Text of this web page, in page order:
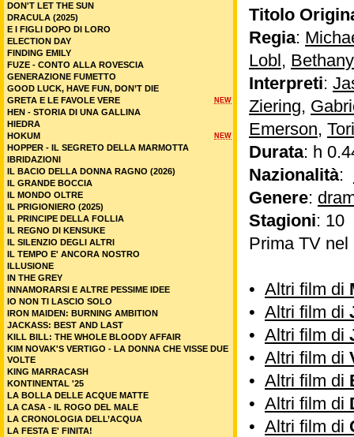
Titolo
Regia:
Lobl,
Interpreti:
Ziering,
Emerson,
Durata: h
Nazionalità:
Genere:
Stagioni: 10
Prima TV
• Altri film di
• Altri film di
• Altri film di
• Altri film di
• Altri film di
• Altri film di
• Altri film di
DON'T LET THE SUN
DRACULA (2025)
E I FIGLI DOPO DI LORO
ELECTION DAY
FINDING EMILY
FUZE - CONTO ALLA ROVESCIA
GENERAZIONE FUMETTO
GOOD LUCK, HAVE FUN, DON’T DIE
NEW
GRETA E LE FAVOLE VERE
HEN - STORIA DI UNA GALLINA
HIEDRA
NEW
HOKUM
HOPPER - IL SEGRETO DELLA MARMOTTA
IBRIDAZIONI
IL BACIO DELLA DONNA RAGNO (2026)
IL GRANDE BOCCIA
IL MONDO OLTRE
IL PRIGIONIERO (2025)
IL PRINCIPE DELLA FOLLIA
IL REGNO DI KENSUKE
IL SILENZIO DEGLI ALTRI
IL TEMPO E' ANCORA NOSTRO
ILLUSIONE
IN THE GREY
INNAMORARSI E ALTRE PESSIME IDEE
IO NON TI LASCIO SOLO
IRON MAIDEN: BURNING AMBITION
JACKASS: BEST AND LAST
KILL BILL: THE WHOLE BLOODY AFFAIR
KIM NOVAK'S VERTIGO - LA DONNA CHE VISSE DUE
VOLTE
KING MARRACASH
KONTINENTAL '25
LA BOLLA DELLE ACQUE MATTE
LA CASA - IL ROGO DEL MALE
LA CRONOLOGIA DELL’ACQUA
LA FESTA E' FINITA!